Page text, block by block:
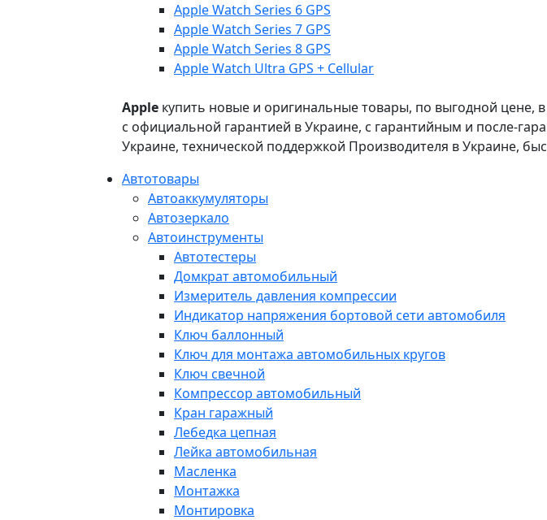
Apple Watch Series 6 GPS
Apple Watch Series 7 GPS
Apple Watch Series 8 GPS
Apple Watch Ultra GPS + Cellular
Apple купить новые и оригинальные товары, по выгодной цене,
с официальной гарантией в Украине, с гарантийным и после-
Украине, технической поддержкой Производителя в Украине,
Автотовары
Автоаккумуляторы
Автозеркало
Автоинструменты
Автотестеры
Домкрат автомобильный
Измеритель давления компрессии
Индикатор напряжения бортовой сети автомобиля
Ключ баллонный
Ключ для монтажа автомобильных кругов
Ключ свечной
Компрессор автомобильный
Кран гаражный
Лебедка цепная
Лейка автомобильная
Масленка
Монтажка
Монтировка